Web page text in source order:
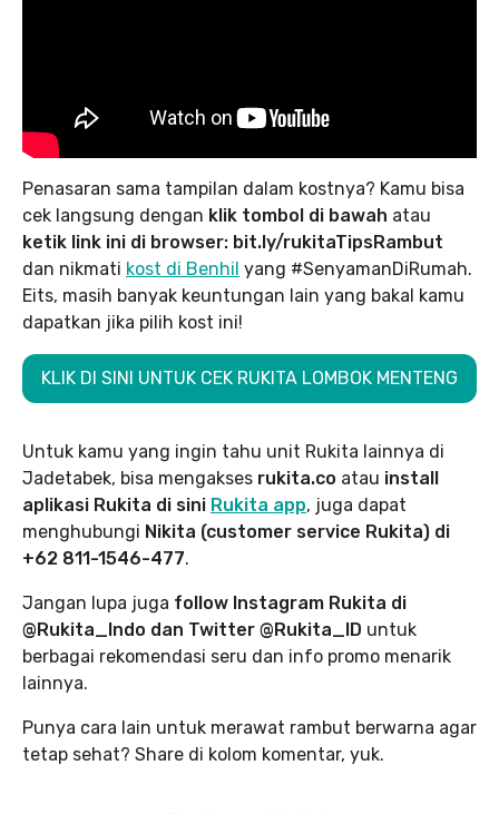
Penasaran sama tampilan dalam kostnya? Kamu bisa
cek langsung dengan klik tombol di bawah atau
ketik link ini di browser: bit.ly/rukitaTipsRambut
dan nikmati kost di Benhil yang #SenyamanDiRumah.
Eits, masih banyak keuntungan lain yang bakal kamu
dapatkan jika pilih kost ini!
KLIK DI SINI UNTUK CEK RUKITA LOMBOK MENTENG
Untuk kamu yang ingin tahu unit Rukita lainnya di
Jadetabek, bisa mengakses rukita.co atau install
aplikasi Rukita di sini Rukita app, juga dapat
menghubungi Nikita (customer service Rukita) di
+62 811-1546-477.
Jangan lupa juga follow Instagram Rukita di
@Rukita_Indo dan Twitter @Rukita_ID untuk
berbagai rekomendasi seru dan info promo menarik
lainnya.
Punya cara lain untuk merawat rambut berwarna agar
tetap sehat? Share di kolom komentar, yuk.